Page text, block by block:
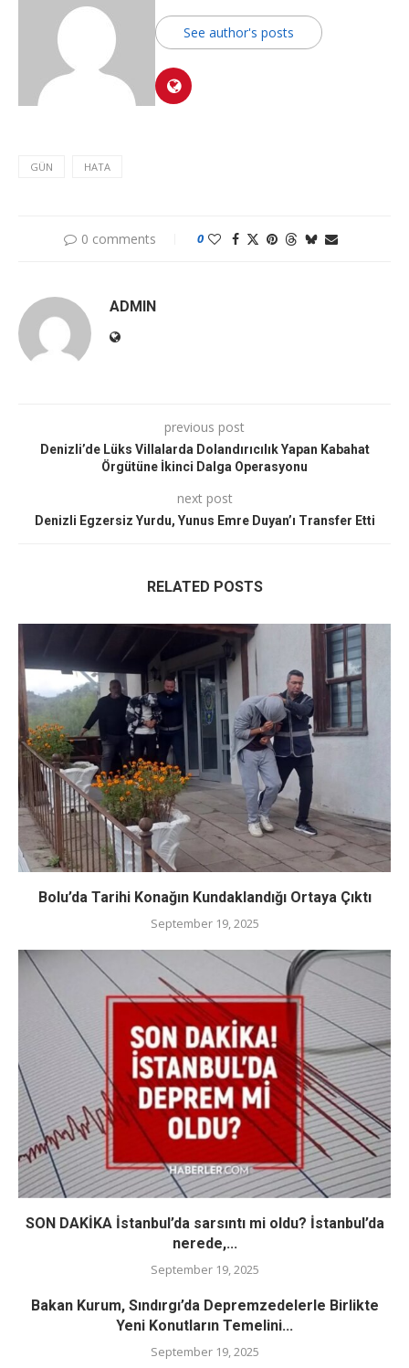
See author's posts
GÜN HATA
0 comments 0
ADMIN
previous post
Denizli’de Lüks Villalarda Dolandırıcılık Yapan Kabahat
Örgütüne İkinci Dalga Operasyonu
next post
Denizli Egzersiz Yurdu, Yunus Emre Duyan’ı Transfer Etti
RELATED POSTS
Bolu’da Tarihi Konağın Kundaklandığı Ortaya Çıktı
September 19, 2025
SON DAKİKA İstanbul’da sarsıntı mi oldu? İstanbul’da
nerede,...
September 19, 2025
Bakan Kurum, Sındırgı’da Depremzedelerle Birlikte
Yeni Konutların Temelini...
September 19, 2025